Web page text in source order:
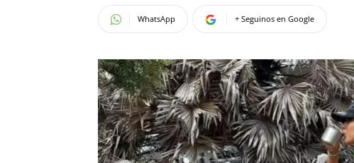
WhatsApp + Seguinos en Google